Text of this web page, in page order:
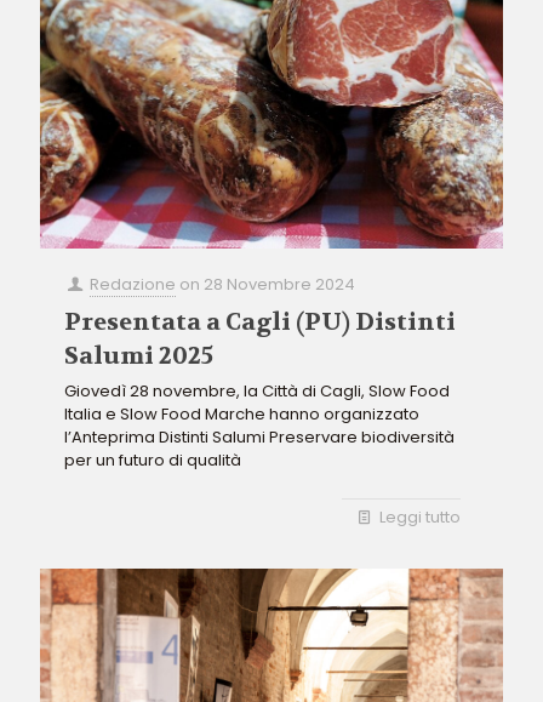
Redazione on 28 Novembre 2024
Presentata a Cagli (PU) Distinti
Salumi 2025
Giovedì 28 novembre, la Città di Cagli, Slow Food
Italia e Slow Food Marche hanno organizzato
l’Anteprima Distinti Salumi Preservare biodiversità
per un futuro di qualità
Leggi tutto